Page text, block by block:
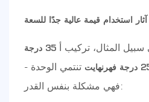
آثار استخدام قيمة عالية جدًا للسعة
المثال، تركيب أ
35 درجة
فهرنهايت
تنتمي الوحدة -
فهي مشكلة بنفس القدر: